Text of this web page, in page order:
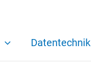
Datentechnik